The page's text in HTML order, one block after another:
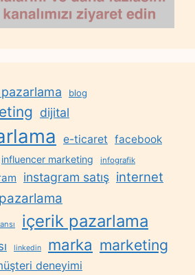
pazarlama blog
dijital
e-ticaret facebook
influencer marketing infografik
instagram satış internet
içerik pazarlama
linkedin marka marketing
deneyimi